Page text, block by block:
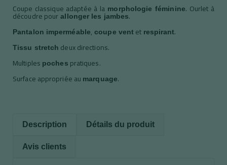
Coupe classique adaptée à la morphologie féminine. Ourlet à
découdre pour allonger les jambes.
Pantalon imperméable, coupe vent et respirant.
Tissu stretch deux directions.
Multiples poches pratiques.
Surface appropriée au marquage.
Description Détails du produit
Avis clients